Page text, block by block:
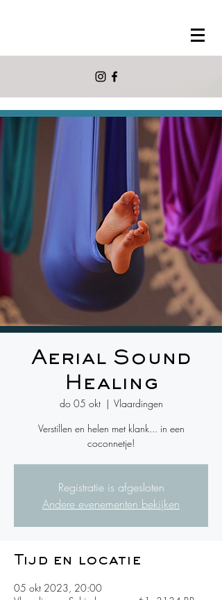
Aerial Sound
Healing
do 05 okt
  |
Vlaardingen
Verstillen en helen met klank... in een
coconnetje!
Registratie is afgesloten
Andere evenementen bekijken
Tijd en locatie
05 okt 2023, 20:00